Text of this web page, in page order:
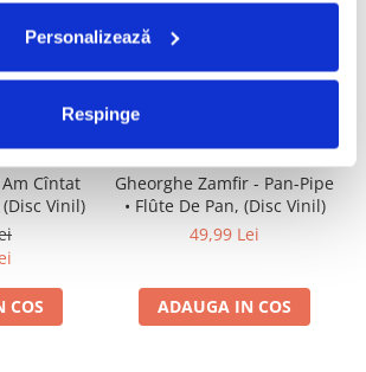
Personalizează
Respinge
CUMPARATE
IMPREUNA
Cîntat
Vinil)
COS
Gheorghe Zamfir - Pan-Pipe
• Flûte De Pan, (Disc Vinil)
49,99 Lei
ADAUGA IN COS